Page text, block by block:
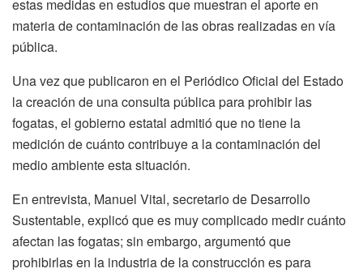
estas medidas en estudios que muestran el aporte en
materia de contaminación de las obras realizadas en vía
pública.
Una vez que publicaron en el Periódico Oficial del Estado
la creación de una consulta pública para prohibir las
fogatas, el gobierno estatal admitió que no tiene la
medición de cuánto contribuye a la contaminación del
medio ambiente esta situación.
En entrevista, Manuel Vital, secretario de Desarrollo
Sustentable, explicó que es muy complicado medir cuánto
afectan las fogatas; sin embargo, argumentó que
prohibirlas en la industria de la construcción es para